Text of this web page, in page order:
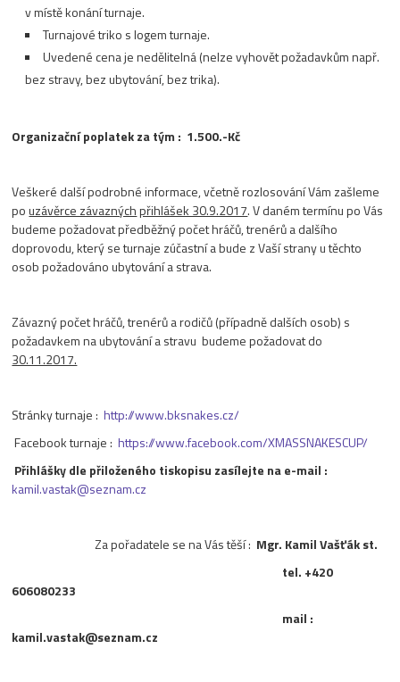
v místě konání turnaje.
Turnajové triko s logem turnaje.
Uvedené cena je nedělitelná (nelze vyhovět požadavkům např.
bez stravy, bez ubytování, bez trika).
Organizační poplatek za tým : 1.500.-Kč
Veškeré další podrobné informace, včetně rozlosování Vám zašleme
pouzávěrce závazných přihlášek 30.9.2017. V daném termínu po Vás
budeme požadovat předběžný počet hráčů, trenérů a dalšího
doprovodu, který se turnaje zúčastní a bude z Vaší strany u těchto
osob požadováno ubytování a strava.
Závazný počet hráčů, trenérů a rodičů (případně dalších osob) s
požadavkem na ubytování a stravu budeme požadovat do
30.11.2017.
Stránky turnaje :http://www.bksnakes.cz/
Facebook turnaje :https://www.facebook.com/XMASSNAKESCUP/
Přihlášky dle přiloženého tiskopisu zasílejte na e-mail :
kamil.vastak@seznam.cz
Za pořadatele se na Vás těší : Mgr. Kamil Vašťák st.
tel. +420
606080233
mail :
kamil.vastak@seznam.cz